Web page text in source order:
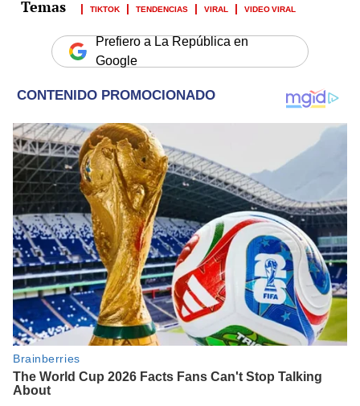
TIKTOK TENDENCIAS VIRAL VIDEO VIRAL
Prefiero a La República en
Google